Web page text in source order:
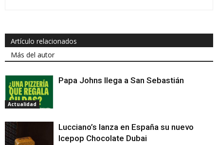
Artículo relacionados
Más del autor
Actualidad
Papa Johns llega a San Sebastián
Lucciano’s lanza en España su nuevo
Icepop Chocolate Dubai